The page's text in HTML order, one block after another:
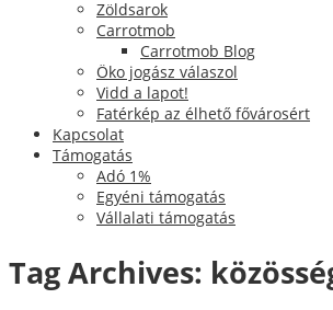
Zöldsarok
Carrotmob
Carrotmob Blog
Öko jogász válaszol
Vidd a lapot!
Fatérkép az élhető fővárosért
Kapcsolat
Támogatás
Adó 1%
Egyéni támogatás
Vállalati támogatás
Tag Archives: